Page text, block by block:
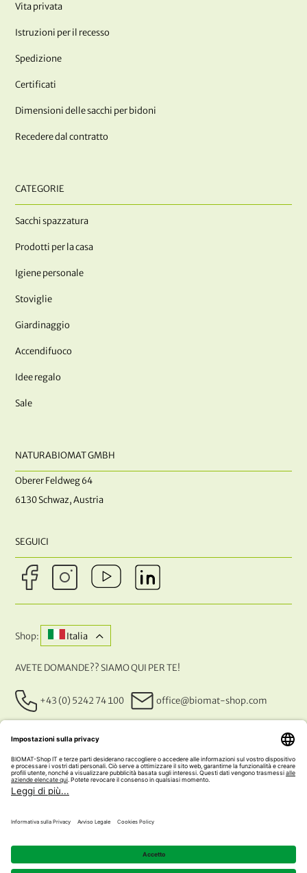
Vita privata
Istruzioni per il recesso
Spedizione
Certificati
Dimensioni delle sacchi per bidoni
Recedere dal contratto
CATEGORIE
Sacchi spazzatura
Prodotti per la casa
Igiene personale
Stoviglie
Giardinaggio
Accendifuoco
Idee regalo
Sale
NATURABIOMAT GMBH
Oberer Feldweg 64
6130 Schwaz, Austria
SEGUICI
Shop: Italia
AVETE DOMANDE?? SIAMO QUI PER TE!
+43 (0) 5242 74 100 office@biomat-shop.com